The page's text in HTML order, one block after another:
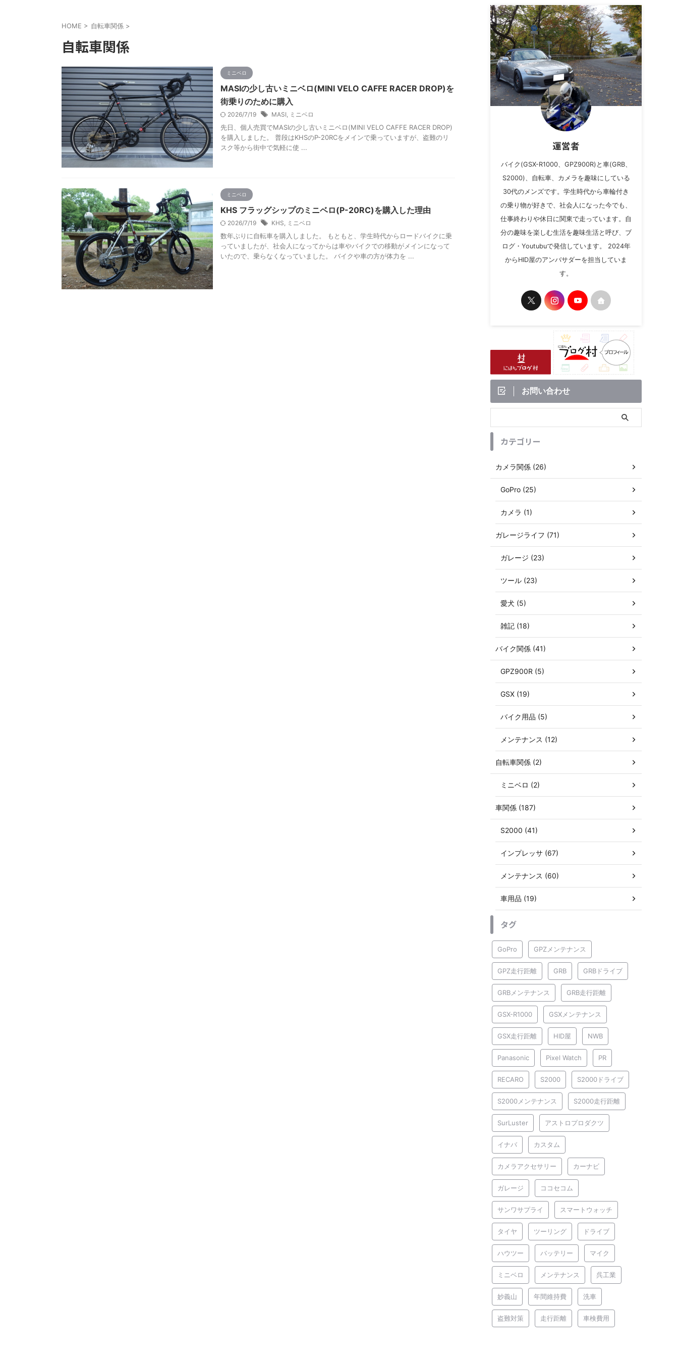
HOME > 自転車関係 >
自転車関係
ミニベロ
MASIの少し古いミニベロ(MINI VELO CAFFE RACER DROP)を
街乗りのために購入
2026/7/19 MASI, ミニベロ
先日、個人売買でMASIの少し古いミニベロ(MINI VELO CAFFE RACER DROP)
を購入しました。 普段はKHSのP-20RCをメインで乗っていますが、盗難のリ
スク等から街中で気軽に使 ...
ミニベロ
KHS フラッグシップのミニベロ(P-20RC)を購入した理由
2026/7/19 KHS, ミニベロ
数年ぶりに自転車を購入しました。 もともと、学生時代からロードバイクに乗
っていましたが、社会人になってからは車やバイクでの移動がメインになって
いたので、乗らなくなっていました。 バイクや車の方が体力を ...
運営者
バイク(GSX-R1000、GPZ900R)と車(GRB、
S2000)、自転車、カメラを趣味にしている
30代のメンズです。学生時代から車輪付き
の乗り物が好きで、社会人になった今でも、
仕事終わりや休日に関東で走っています。自
分の趣味を楽しむ生活を趣味生活と呼び、ブ
ログ・Youtubuで発信しています。 2024年
からHID屋のアンバサダーを担当していま
す。
お問い合わせ
カテゴリー
カメラ関係 (26)
GoPro (25)
カメラ (1)
ガレージライフ (71)
ガレージ (23)
ツール (23)
愛犬 (5)
雑記 (18)
バイク関係 (41)
GPZ900R (5)
GSX (19)
バイク用品 (5)
メンテナンス (12)
自転車関係 (2)
ミニベロ (2)
車関係 (187)
S2000 (41)
インプレッサ (67)
メンテナンス (60)
車用品 (19)
タグ
GoPro GPZメンテナンス
GPZ走行距離 GRB GRBドライブ
GRBメンテナンス GRB走行距離
GSX-R1000 GSXメンテナンス
GSX走行距離 HID屋 NWB
Panasonic Pixel Watch PR
RECARO S2000 S2000ドライブ
S2000メンテナンス S2000走行距離
SurLuster アストロプロダクツ
イナバ カスタム
カメラアクセサリー カーナビ
ガレージ ココセコム
サンワサプライ スマートウォッチ
タイヤ ツーリング ドライブ
ハウツー バッテリー マイク
ミニベロ メンテナンス 呉工業
妙義山 年間維持費 洗車
盗難対策 走行距離 車検費用